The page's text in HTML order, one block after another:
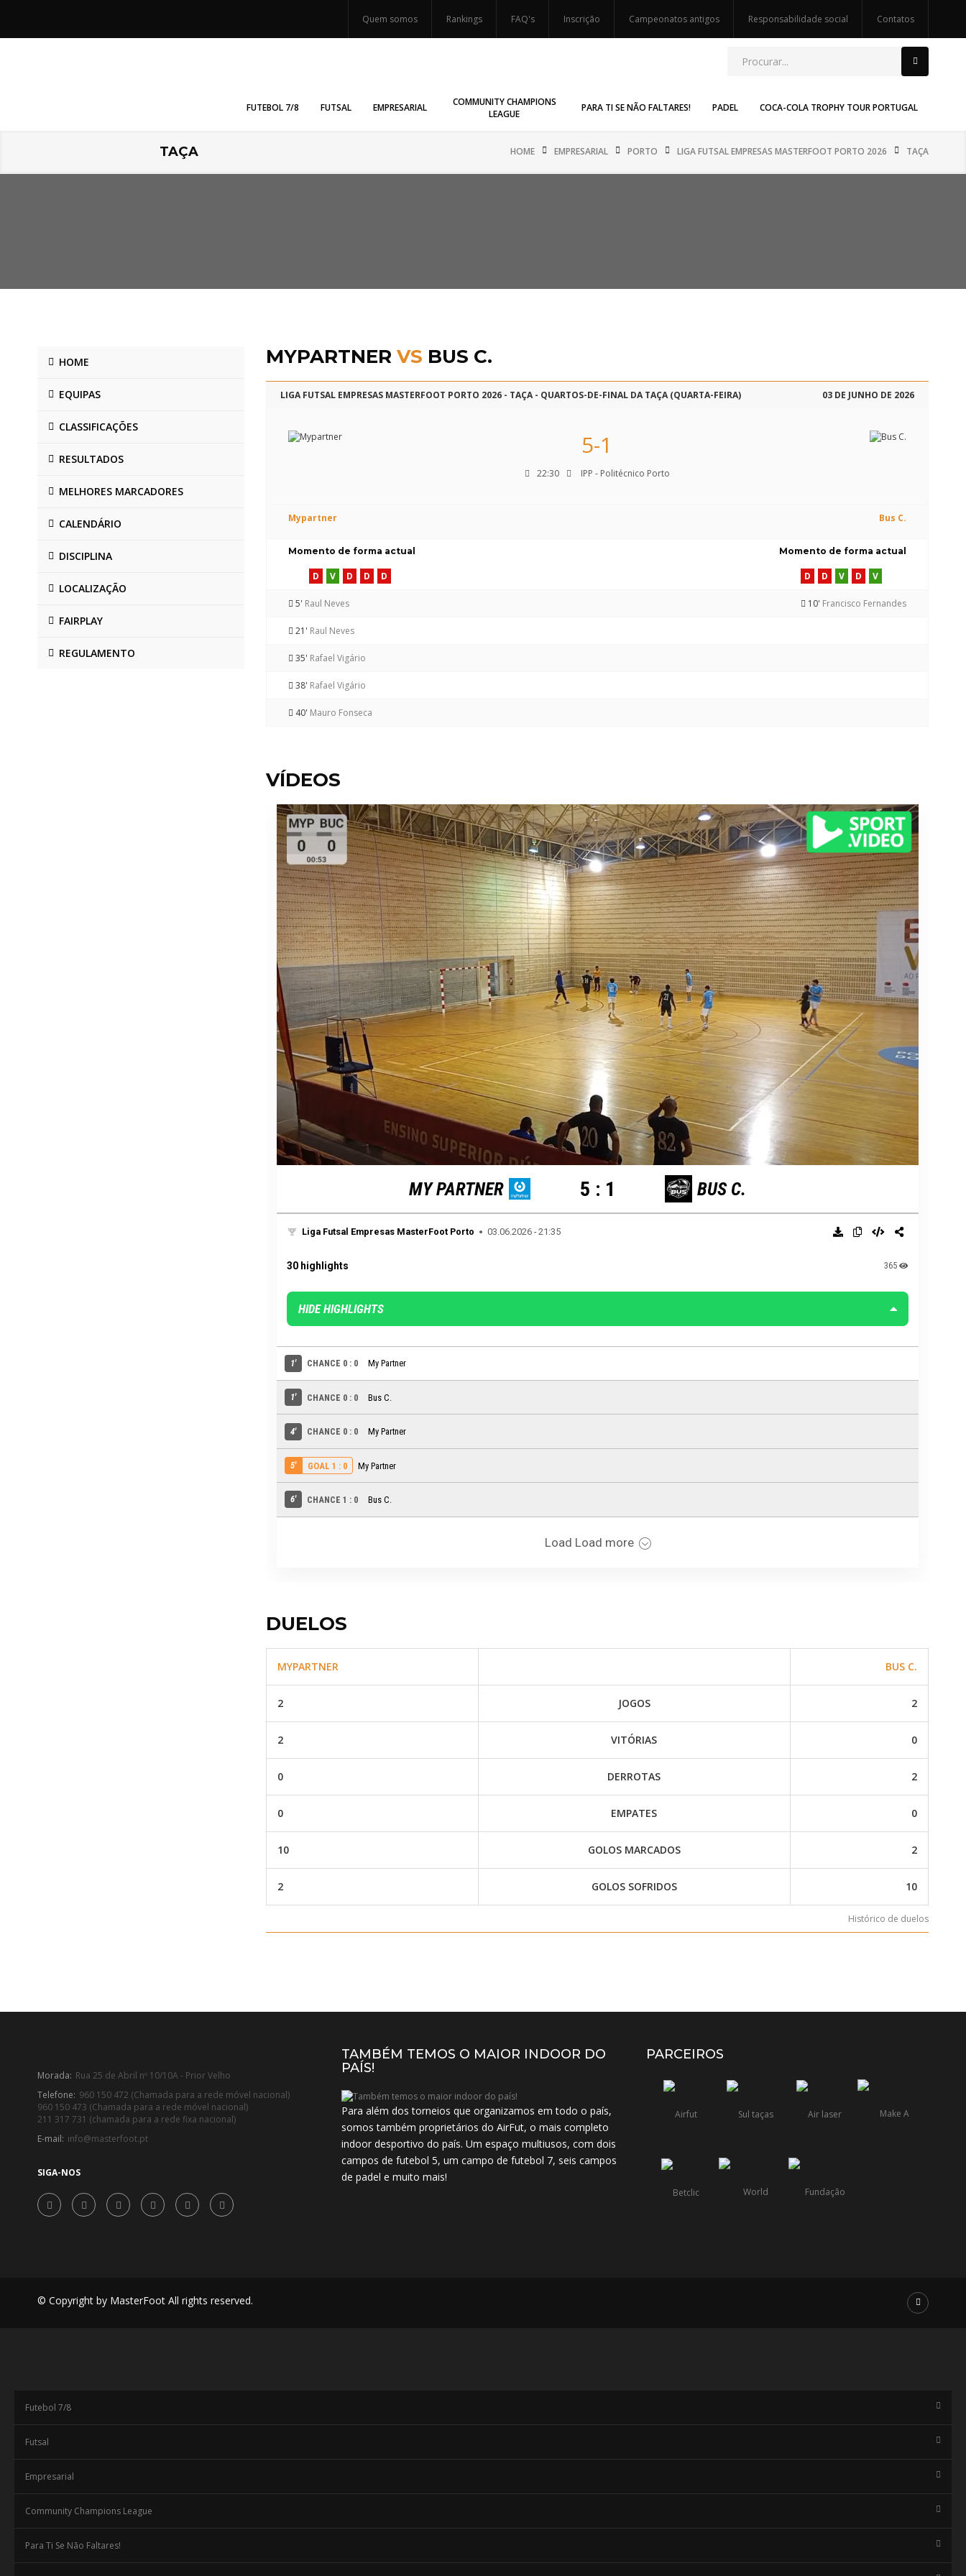
Quem somos Rankings FAQ's Inscrição Campeonatos antigos Responsabilidade social Contatos
FUTEBOL 7/8 FUTSAL EMPRESARIAL
COMMUNITY CHAMPIONS
LEAGUE
PARA TI SE NÃO FALTARES! PADEL COCA-COLA TROPHY TOUR PORTUGAL
TAÇA HOME EMPRESARIAL PORTO LIGA FUTSAL EMPRESAS MASTERFOOT PORTO 2026 TAÇA
HOME
EQUIPAS
CLASSIFICAÇÕES
RESULTADOS
MELHORES MARCADORES
CALENDÁRIO
DISCIPLINA
LOCALIZAÇÃO
FAIRPLAY
REGULAMENTO
MYPARTNER VS BUS C.
LIGA FUTSAL EMPRESAS MASTERFOOT PORTO 2026 - TAÇA - QUARTOS-DE-FINAL DA TAÇA (QUARTA-FEIRA) 03 DE JUNHO DE 2026
5-1
22:30 IPP - Politécnico Porto
Mypartner Bus C.
Momento de forma actual
D V D D D
Momento de forma actual
D D V D V
5' Raul Neves 10' Francisco Fernandes
21' Raul Neves
35' Rafael Vigário
38' Rafael Vigário
40' Mauro Fonseca
VÍDEOS
DUELOS
MYPARTNER BUS C.
2 JOGOS 2
2 VITÓRIAS 0
0 DERROTAS 2
0 EMPATES 0
10 GOLOS MARCADOS 2
2 GOLOS SOFRIDOS 10
Histórico de duelos
Morada: Rua 25 de Abril nº 10/10A - Prior Velho
Telefone: 960 150 472 (Chamada para a rede móvel nacional)
960 150 473 (Chamada para a rede móvel nacional)
211 317 731 (chamada para a rede fixa nacional)
E-mail: info@masterfoot.pt
SIGA-NOS
TAMBÉM TEMOS O MAIOR INDOOR DO
PAÍS!
Para além dos torneios que organizamos em todo o país,
somos também proprietários do AirFut, o mais completo
indoor desportivo do país. Um espaço multiusos, com dois
campos de futebol 5, um campo de futebol 7, seis campos
de padel e muito mais!
PARCEIROS
© Copyright by MasterFoot All rights reserved.
Futebol 7/8
Futsal
Empresarial
Community Champions League
Para Ti Se Não Faltares!